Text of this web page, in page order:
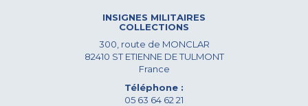
INSIGNES MILITAIRES
COLLECTIONS
300, route de MONCLAR
82410 ST ETIENNE DE TULMONT
France
Téléphone :
05 63 64 62 21